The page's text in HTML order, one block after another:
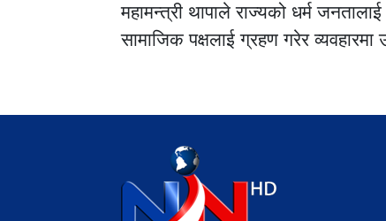
महामन्त्री थापाले राज्यको धर्म
सामाजिक पक्षलाई ग्रहण गरेर